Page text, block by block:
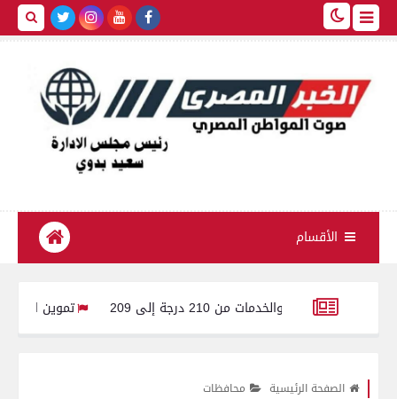
الأقسام
تموين الفيوم: ضبط سيارة محملة بـ 260 كيلو لحوم
الصفحة الرئيسية محافظات